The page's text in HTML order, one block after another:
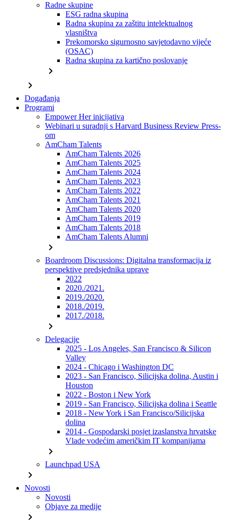
Radne skupine
ESG radna skupina
Radna skupina za zaštitu intelektualnog
vlasništva
Prekomorsko sigurnosno savjetodavno vijeće
(OSAC)
Radna skupina za kartično poslovanje
chevron_right
chevron_right
Događanja
Programi
Empower Her inicijativa
Webinari u suradnji s Harvard Business Review Press-
om
AmCham Talents
AmCham Talents 2026
AmCham Talents 2025
AmCham Talents 2024
AmCham Talents 2023
AmCham Talents 2022
AmCham Talents 2021
AmCham Talents 2020
AmCham Talents 2019
AmCham Talents 2018
AmCham Talents Alumni
chevron_right
Boardroom Discussions: Digitalna transformacija iz
perspektive predsjednika uprave
2022
2020./2021.
2019./2020.
2018./2019.
2017./2018.
chevron_right
Delegacije
2025 - Los Angeles, San Francisco & Silicon
Valley
2024 - Chicago i Washington DC
2023 - San Francisco, Silicijska dolina, Austin i
Houston
2022 - Boston i New York
2019 - San Francisco, Silicijska dolina i Seattle
2018 - New York i San Francisco/Silicijska
dolina
2014 - Gospodarski posjet izaslanstva hrvatske
Vlade vodećim američkim IT kompanijama
chevron_right
Launchpad USA
chevron_right
Novosti
Novosti
Objave za medije
chevron_right